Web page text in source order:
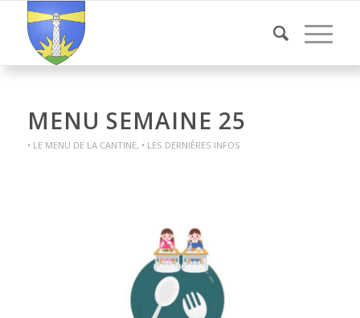
MENU SEMAINE 25
• LE MENU DE LA CANTINE, • LES DERNIÈRES INFOS